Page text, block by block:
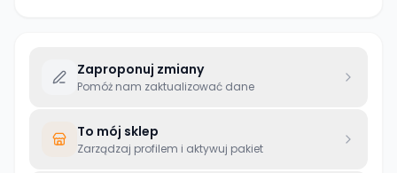
Zaproponuj zmiany
Pomóż nam zaktualizować dane
To mój sklep
Zarządzaj profilem i aktywuj pakiet